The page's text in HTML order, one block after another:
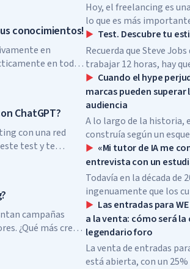
conocimientos!
en
en todas
ChatGPT?
con una red
test y te
campañas
¿Qué más crees
Hoy, el freelancing es
lo que es más
nueva forma de
préstamos bancarios,
contratación de
Test. Descubre tu
Recuerda que Steve Jobs
trabajar 12 horas, hay
Esta frase describe
productividad.
Cuando el hype
marcas pueden superar
audiencia
A lo largo de la historia,
construía según un
cuanto más ruidoso era
revuelo había alrededor
visible era la
de que el producto
bestseller.
«Mi tutor de IA me
entrevista con un
Todavía en la década de
ingenuamente que los
la historia con gafas de
escuelas y universidades
educación del futuro, la
equivocamos.
Las entradas para
a la venta: cómo será
legendario foro
La venta de entradas
está abierta, con un 25%